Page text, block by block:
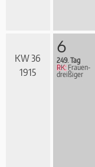
KW 36
1915
6
249. Tag
RK: Frau­en­
drei­ßi­ger